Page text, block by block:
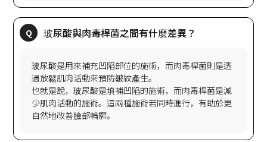
玻尿酸是用來補充凹陷部位的施術，而肉毒桿菌則是透
過放鬆肌肉活動來預防皺紋產生。
也就是說，玻尿酸是填補凹陷的施術，而肉毒桿菌是減
少肌肉活動的施術。這兩種施術若同時進行，有助於更